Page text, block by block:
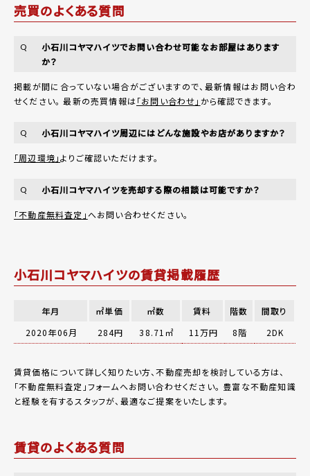
売買のよくある質問
Q
小石川コヤマハイツでお問い合わせ可能なお部屋はあります
か？
掲載が間に合っていない場合がございますので、最新情報はお問い合わ
せください。 最新の売買情報は「お問い合わせ」 から確認できます。
Q 小石川コヤマハイツ周辺にはどんな施設やお店がありますか？
「周辺環境」よりご確認いただけます。
Q 小石川コヤマハイツを売却する際の相談は可能ですか？
「不動産無料査定」へお問い合わせください。
小石川コヤマハイツの賃貸掲載履歴
年月 ㎡単価 ㎡数 賃料 階数
間取り
2020年06月
284円 38.71㎡ 11万円 8階 2DK
賃貸価格について詳しく知りたい方、不動産売却を検討している方は、
「不動産無料査定 」フォームへお問い合わせください。 豊富な不動産知識
と経験を有するスタッフが、最適なご提案をいたします。
賃貸のよくある質問